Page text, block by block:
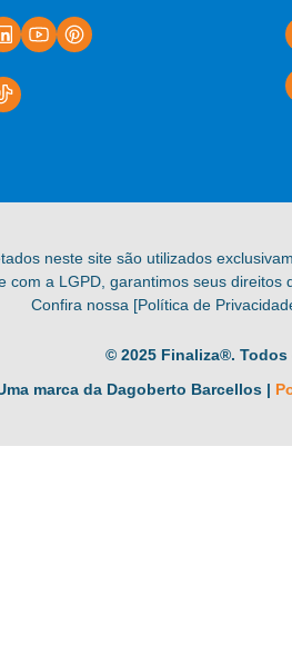
neste site são utilizados
com a LGPD, garantimos seus direitos
Confira nossa [Política de
© 2025 Finaliza®.
marca da Dagoberto Barcellos |